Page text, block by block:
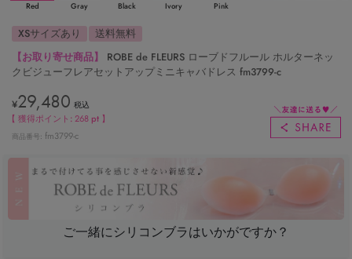
Red Gray Black Ivory Pink
XSサイズあり
送料無料
【お取り寄せ商品】
ROBE de FLEURS ローブドフルール ホルターネッ
クビジューフレアセットアップミニキャバドレス fm3799-c
¥29,480 税込
【 獲得ポイント:268 pt 】
商品番号 fm3799-c
ご一緒にシリコンブラはいかがですか？